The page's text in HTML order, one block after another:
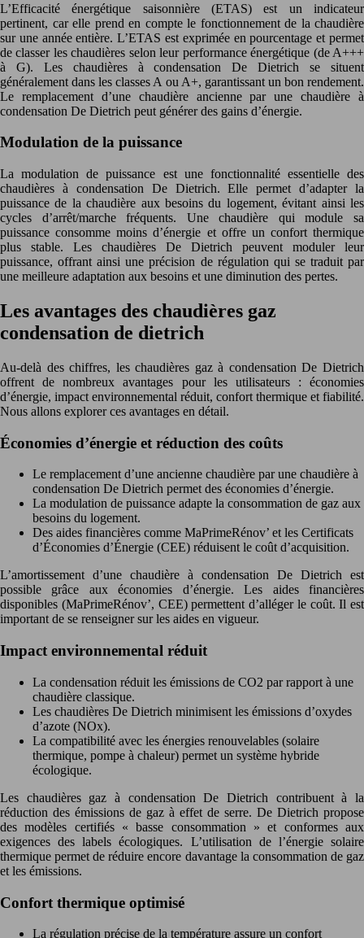
L’Efficacité énergétique saisonnière (ETAS) est un indicateur
pertinent, car elle prend en compte le fonctionnement de la chaudière
sur une année entière. L’ETAS est exprimée en pourcentage et permet
de classer les chaudières selon leur performance énergétique (de A+++
à G). Les chaudières à condensation De Dietrich se situent
généralement dans les classes A ou A+, garantissant un bon rendement.
Le remplacement d’une chaudière ancienne par une chaudière à
condensation De Dietrich peut générer des gains d’énergie.
Modulation de la puissance
La modulation de puissance est une fonctionnalité essentielle des
chaudières à condensation De Dietrich. Elle permet d’adapter la
puissance de la chaudière aux besoins du logement, évitant ainsi les
cycles d’arrêt/marche fréquents. Une chaudière qui module sa
puissance consomme moins d’énergie et offre un confort thermique
plus stable. Les chaudières De Dietrich peuvent moduler leur
puissance, offrant ainsi une précision de régulation qui se traduit par
une meilleure adaptation aux besoins et une diminution des pertes.
Les avantages des chaudières gaz
condensation de dietrich
Au-delà des chiffres, les chaudières gaz à condensation De Dietrich
offrent de nombreux avantages pour les utilisateurs : économies
d’énergie, impact environnemental réduit, confort thermique et fiabilité.
Nous allons explorer ces avantages en détail.
Économies d’énergie et réduction des coûts
Le remplacement d’une ancienne chaudière par une chaudière à
condensation De Dietrich permet des économies d’énergie.
La modulation de puissance adapte la consommation de gaz aux
besoins du logement.
Des aides financières comme MaPrimeRénov’ et les Certificats
d’Économies d’Énergie (CEE) réduisent le coût d’acquisition.
L’amortissement d’une chaudière à condensation De Dietrich est
possible grâce aux économies d’énergie. Les aides financières
disponibles (MaPrimeRénov’, CEE) permettent d’alléger le coût. Il est
important de se renseigner sur les aides en vigueur.
Impact environnemental réduit
La condensation réduit les émissions de CO2 par rapport à une
chaudière classique.
Les chaudières De Dietrich minimisent les émissions d’oxydes
d’azote (NOx).
La compatibilité avec les énergies renouvelables (solaire
thermique, pompe à chaleur) permet un système hybride
écologique.
Les chaudières gaz à condensation De Dietrich contribuent à la
réduction des émissions de gaz à effet de serre. De Dietrich propose
des modèles certifiés « basse consommation » et conformes aux
exigences des labels écologiques. L’utilisation de l’énergie solaire
thermique permet de réduire encore davantage la consommation de gaz
et les émissions.
Confort thermique optimisé
La régulation précise de la température assure un confort